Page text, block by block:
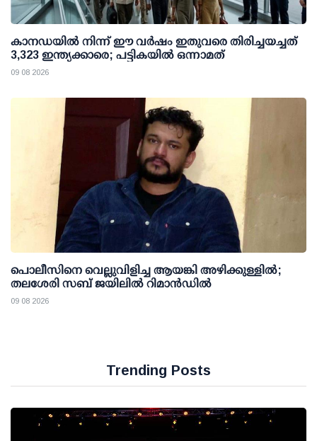
കാനഡയിൽ നിന്ന് ഈ വർഷം ഇതുവരെ തിരിച്ചയച്ചത്
3,323 ഇന്ത്യക്കാരെ; പട്ടികയിൽ ഒന്നാമത്
09 08 2026
പൊലീസിനെ വെല്ലുവിളിച്ച ആയങ്കി അഴിക്കുള്ളില്‍;
തലശേരി സബ് ജയിലില്‍ റിമാന്‍ഡില്‍
09 08 2026
Trending Posts